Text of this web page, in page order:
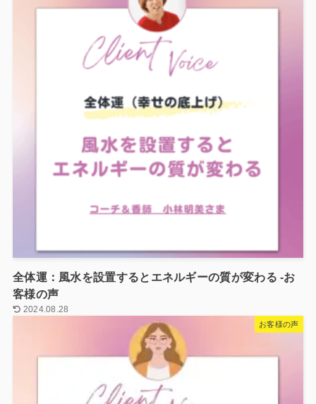
全体運：風水を設置するとエネルギーの質が変わる -お
客様の声
2024.08.28
お客様の声